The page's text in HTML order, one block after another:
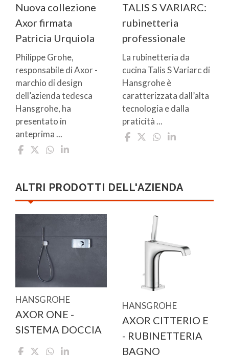
Nuova collezione
Axor firmata
Patricia Urquiola
Philippe Grohe,
responsabile di Axor -
marchio di design
dell’azienda tedesca
Hansgrohe, ha
presentato in
anteprima ...
TALIS S VARIARC:
rubinetteria
professionale
La rubinetteria da
cucina Talis S Variarc di
Hansgrohe è
caratterizzata dall’alta
tecnologia e dalla
praticità ...
ALTRI PRODOTTI DELL'AZIENDA
HANSGROHE
AXOR ONE -
SISTEMA DOCCIA
HANSGROHE
AXOR CITTERIO E
- RUBINETTERIA
BAGNO